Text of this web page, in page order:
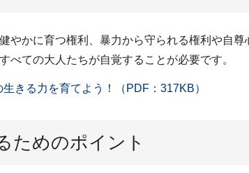
やかに育つ権利、暴力から守られる権利や自
べての大人たちが自覚することが必要です。
きる力を育てよう！（PDF：317KB）
ためのポイント